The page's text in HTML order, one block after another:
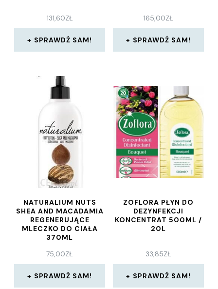
131,60ZŁ
SPRAWDŹ SAM!
165,00ZŁ
SPRAWDŹ SAM!
NATURALIUM NUTS
SHEA AND MACADAMIA
REGENERUJĄCE
MLECZKO DO CIAŁA
370ML
75,00ZŁ
SPRAWDŹ SAM!
ZOFLORA PŁYN DO
DEZYNFEKCJI
KONCENTRAT 500ML /
20L
33,85ZŁ
SPRAWDŹ SAM!